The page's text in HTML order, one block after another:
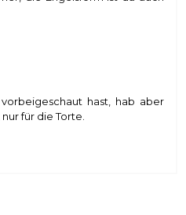
hast, hab aber
für die Torte.